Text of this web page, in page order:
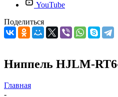
YouTube
Поделиться
Ниппель HJLM-
Главная
-